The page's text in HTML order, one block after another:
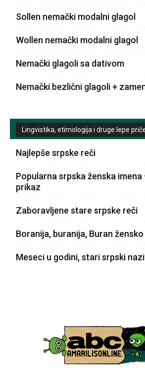
Sollen nemački modalni glagol
Wollen nemački modalni glagol
Nemački glagoli sa dativom
Nemački bezlični glagoli +
Lingvistika, etimologija i druge lepe
Najlepše srpske reči
Popularna srpska ženska
prikaz
Zaboravljene stare srpske reči
Boranija, buranija, Buran žensko
Meseci u godini, stari srpski